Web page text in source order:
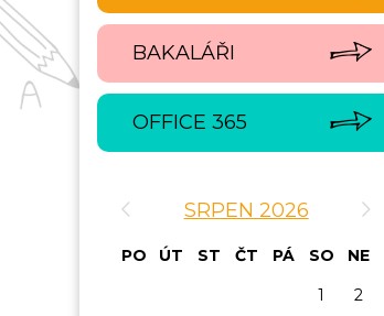
BAKALÁŘI
OFFICE 365
SRPEN 2026
PO ÚT ST ČT PÁ SO
NE
1
2